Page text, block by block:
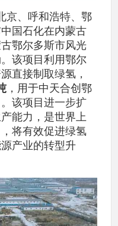
京、呼和浩特、鄂
国石化在内蒙古
鄂尔多斯市风光
该项目利用鄂尔
直接制取绿氢，
，用于中天合创鄂
该项目进一步扩
能力，是世界上
将有效促进绿氢
产业的转型升